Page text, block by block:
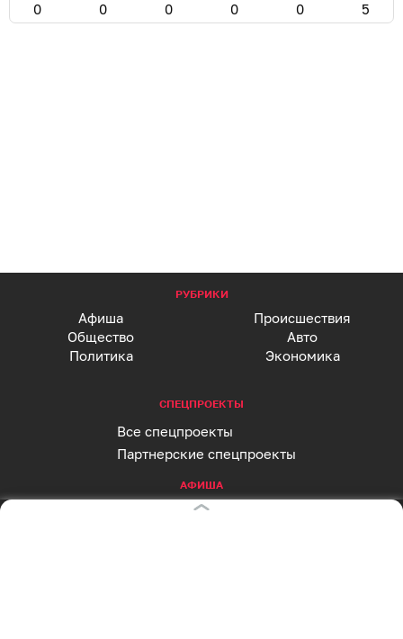
0 0 0 0 0 5
РУБРИКИ
Афиша
Происшествия
Общество
Авто
Политика
Экономика
СПЕЦПРОЕКТЫ
Все спецпроекты
Партнерские спецпроекты
АФИША